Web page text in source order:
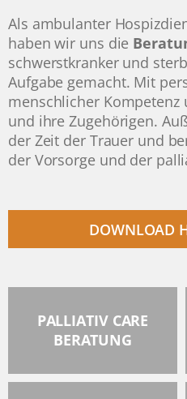
Als ambulanter
haben wir uns die
schwerstkranker und
Aufgabe gemacht. Mit
menschlicher Kompetenz
und ihre Zugehörigen.
der Zeit der Trauer und
der Vorsorge und der
DOWNLOAD
PALLIATIV CARE
BERATUNG